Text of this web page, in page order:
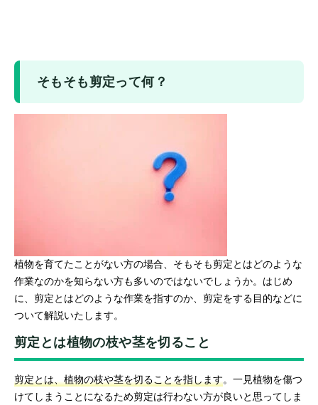
そもそも剪定って何？
植物を育てたことがない方の場合、そもそも剪定とはどのような
作業なのかを知らない方も多いのではないでしょうか。はじめ
に、剪定とはどのような作業を指すのか、剪定をする目的などに
ついて解説いたします。
剪定とは植物の枝や茎を切ること
剪定とは、植物の枝や茎を切ることを指します。一見植物を傷つ
けてしまうことになるため剪定は行わない方が良いと思ってしま